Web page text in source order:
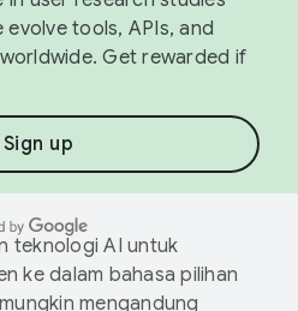
tools, APIs, and
Get rewarded if
Sign up
teknologi AI untuk
ke dalam bahasa pilihan
mengandung